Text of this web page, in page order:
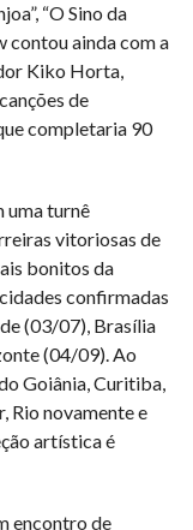
“O Sino da
contou ainda com a
Kiko Horta,
de
completaria 90
uma turnê
vitoriosas de
bonitos da
confirmadas
(03/07), Brasília
(04/09). Ao
Goiânia, Curitiba,
Rio novamente e
artística é
encontro de